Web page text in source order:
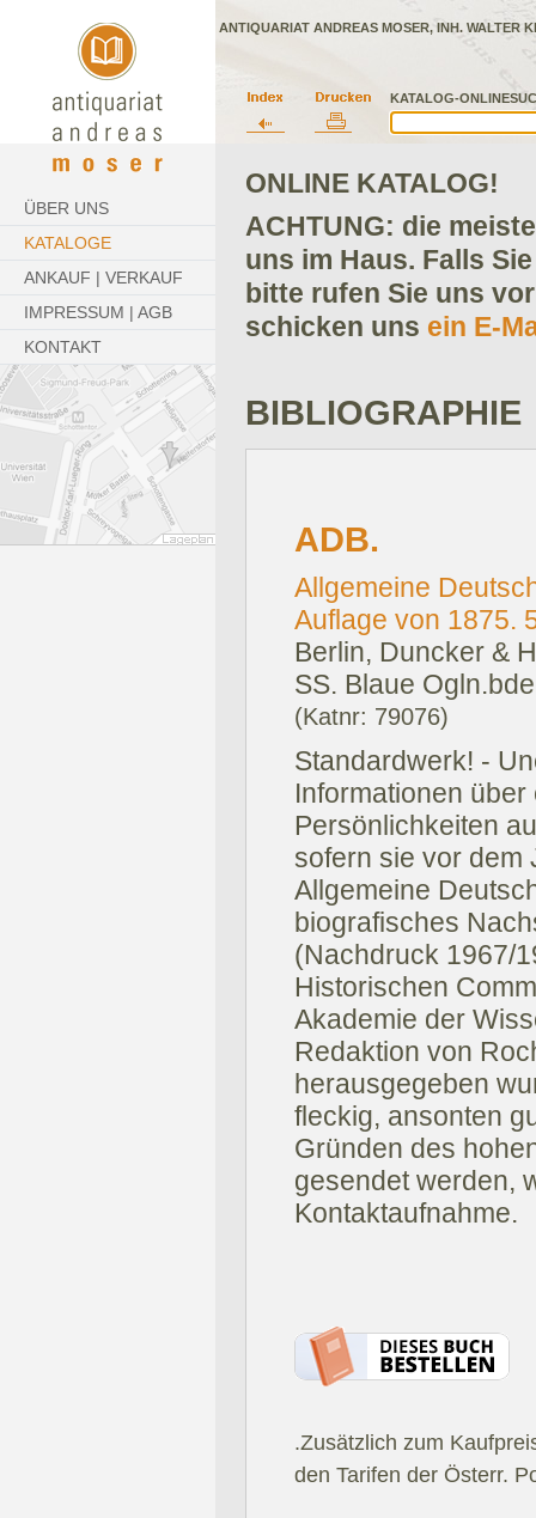
KATALOG-
ANTIQUARIAT ANDREAS MOSER, INH. WALTER
ÜBER UNS
KATALOGE
ANKAUF | VERKAUF
IMPRESSUM | AGB
KONTAKT
ONLINE KATALOG!
ACHTUNG: die
uns im Haus. Falls
bitte rufen Sie uns
schicken uns ein E-
BIBLIOGRAPHIE
ADB.
Allgemeine
Auflage von 1875.
Berlin, Duncker &
SS. Blaue
(Katnr: 79076)
Standardwerk! -
Informationen
Persönlichkeiten
sofern sie vor dem
Allgemeine
biografisches
(Nachdruck 1967/
Historischen
Akademie der
Redaktion von
herausgegeben
fleckig, ansonten
Gründen des
gesendet werden,
Kontaktaufnahme.
.Zusätzlich zum
den Tarifen der Österr.